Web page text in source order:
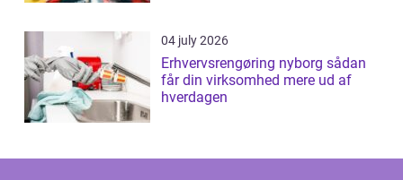
04 july 2026
Erhvervsrengøring nyborg sådan
får din virksomhed mere ud af
hverdagen